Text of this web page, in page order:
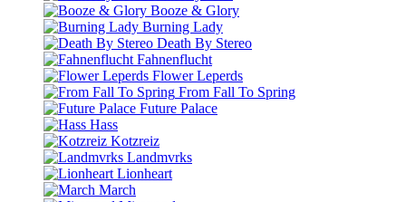
Booze & Glory
Burning Lady
Death By Stereo
Fahnenflucht
Flower Leperds
From Fall To Spring
Future Palace
Hass
Kotzreiz
Landmvrks
Lionheart
March